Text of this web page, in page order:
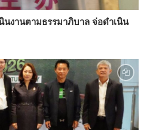
นงานตามธรรมาภิบาล จ่อดำเนิน